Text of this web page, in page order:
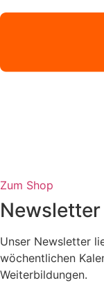
Zum Shop
Newsletter
Unser Newsletter
wöchentlichen
Weiterbildungen.